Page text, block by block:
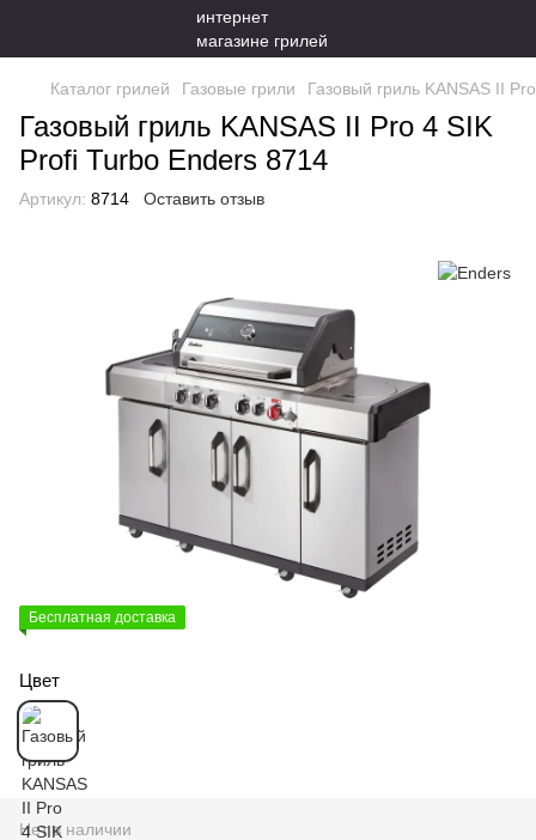
Каталог грилей Газовые грили Газовый гриль KANSAS II
Газовый гриль KANSAS II Pro 4 SIK
Profi Turbo Enders 8714
Артикул: 8714 Оставить отзыв
Бесплатная доставка
Цвет
Нет в наличии